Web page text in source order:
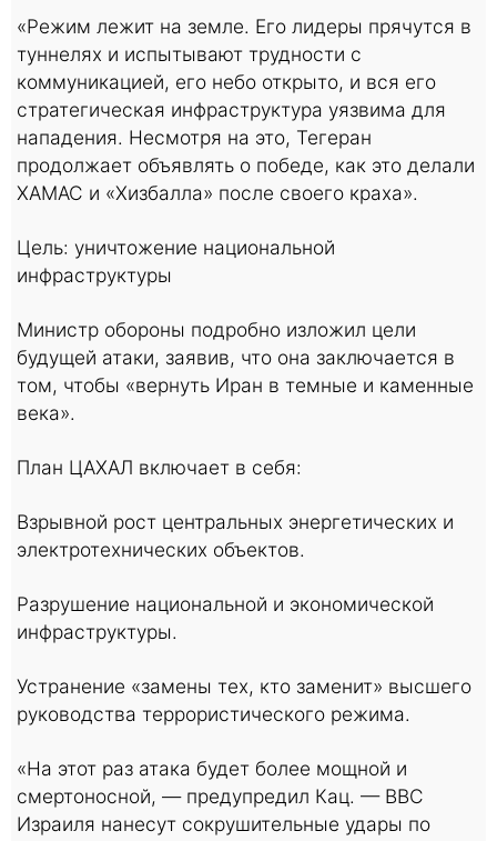
«Режим лежит на земле. Его лидеры прячутся в
туннелях и испытывают трудности с
коммуникацией, его небо открыто, и вся его
стратегическая инфраструктура уязвима для
нападения. Несмотря на это, Тегеран
продолжает объявлять о победе, как это делали
ХАМАС и «Хизбалла» после своего краха».
Цель: уничтожение национальной
инфраструктуры
Министр обороны подробно изложил цели
будущей атаки, заявив, что она заключается в
том, чтобы «вернуть Иран в темные и каменные
века».
План ЦАХАЛ включает в себя:
Взрывной рост центральных энергетических и
электротехнических объектов.
Разрушение национальной и экономической
инфраструктуры.
Устранение «замены тех, кто заменит» высшего
руководства террористического режима.
«На этот раз атака будет более мощной и
смертоносной, — предупредил Кац. — ВВС
Израиля нанесут сокрушительные удары по